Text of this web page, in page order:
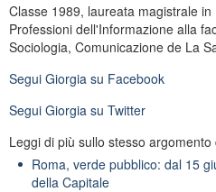
Classe 1989, laureata magistrale
Professioni dell'Informazione alla
Sociologia, Comunicazione de La
Segui Giorgia su Facebook
Segui Giorgia su Twitter
Leggi di più sullo stesso
Roma, verde pubblico: dal 15
della Capitale